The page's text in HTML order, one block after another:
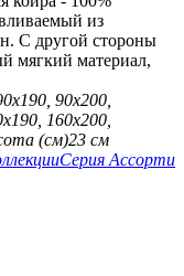
из
С другой стороны
мягкий материал,
90х200,
160х200,
(см)23 см
Серия Ассорти